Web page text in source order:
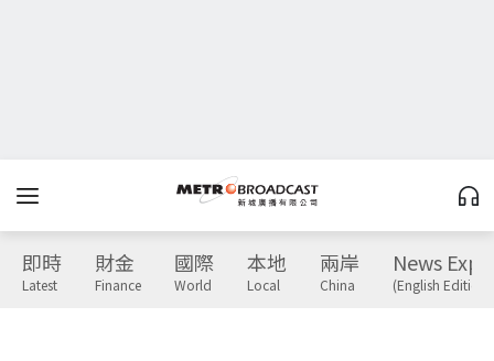
即時
Latest
財金
Finance
國際
World
本地
Local
兩岸
China
News
(English Edition)